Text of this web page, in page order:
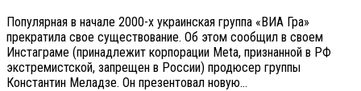
Популярная в начале 2000-х украинская группа «ВИА Гра»
прекратила свое существование. Об этом сообщил в своем
Инстаграме (принадлежит корпорации Meta, признанной в РФ
экстремистской, запрещен в России) продюсер группы
Константин Меладзе. Он презентовал новую...